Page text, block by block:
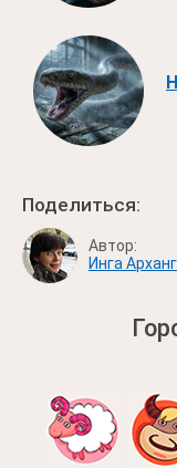
Поделиться:
Автор:
Инга